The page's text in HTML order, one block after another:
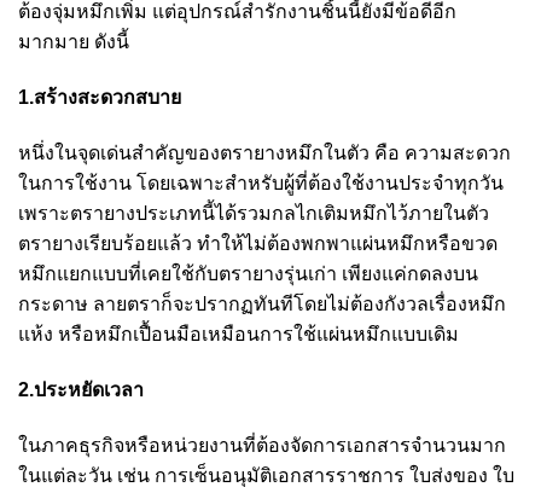
ต้องจุ่มหมึกเพิ่ม แต่อุปกรณ์สำรักงานชิ้นนี้ยังมีข้อดีอีก
มากมาย ดังนี้
1.สร้างสะดวกสบาย
หนึ่งในจุดเด่นสำคัญของตรายางหมึกในตัว คือ ความสะดวก
ในการใช้งาน โดยเฉพาะสำหรับผู้ที่ต้องใช้งานประจำทุกวัน
เพราะตรายางประเภทนี้ได้รวมกลไกเติมหมึกไว้ภายในตัว
ตรายางเรียบร้อยแล้ว ทำให้ไม่ต้องพกพาแผ่นหมึกหรือขวด
หมึกแยกแบบที่เคยใช้กับตรายางรุ่นเก่า เพียงแค่กดลงบน
กระดาษ ลายตราก็จะปรากฏทันทีโดยไม่ต้องกังวลเรื่องหมึก
แห้ง หรือหมึกเปื้อนมือเหมือนการใช้แผ่นหมึกแบบเดิม
2.ประหยัดเวลา
ในภาคธุรกิจหรือหน่วยงานที่ต้องจัดการเอกสารจำนวนมาก
ในแต่ละวัน เช่น การเซ็นอนุมัติเอกสารราชการ ใบส่งของ ใบ